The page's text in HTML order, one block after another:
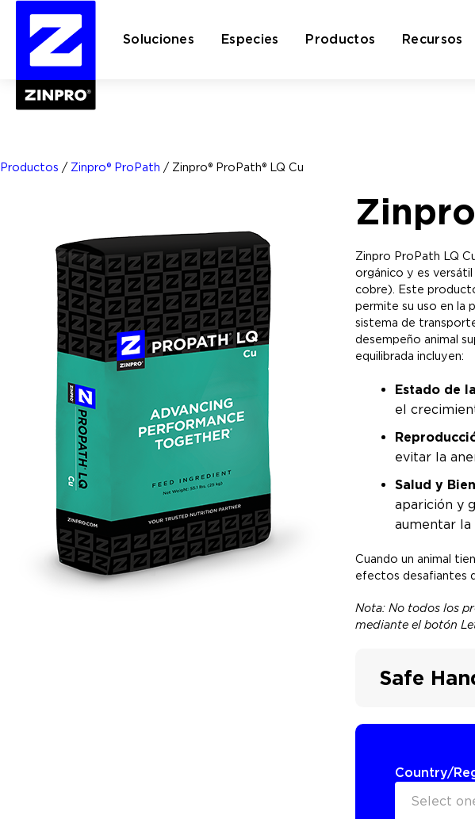
Soluciones Especies Productos Recursos
Productos / Zinpro® ProPath / Zinpro® ProPath® LQ Cu
Zinpro ProPath LQ
orgánico y es
cobre). Este
permite su uso en la
sistema de
desempeño animal
equilibrada incluyen:
Estado de
el
evitar la
Salud y
aparición y
aumentar la
Cuando un animal
efectos desafiantes
Nota: No todos los
mediante el botón
Safe
Country/
Select